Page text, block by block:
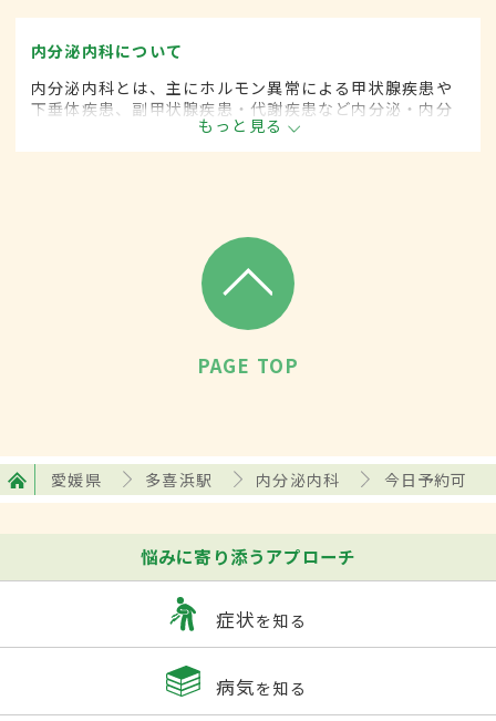
内分泌内科について
内分泌内科とは、主にホルモン異常による甲状腺疾患や
下垂体疾患、副甲状腺疾患・代謝疾患など内分泌・内分
泌器に関係する疾患を専門的に取り扱う内科の一領域で
す。
もっと見る
PAGE TOP
愛媛県 多喜浜駅 内分泌内科 今日予約可
悩みに寄り添うアプローチ
症状を知る
病気を知る